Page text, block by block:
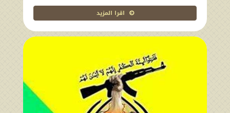
اقرا المزيد